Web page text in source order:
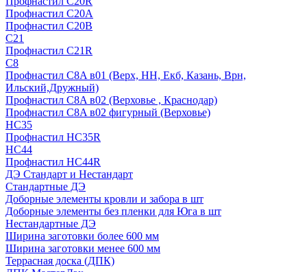
Профнастил С20А
Профнастил С20В
C21
Профнастил С21R
C8
Профнастил С8A в01 (Верх, НН, Екб, Казань, Врн,
Ильский,Дружный)
Профнастил С8A в02 (Верховье , Краснодар)
Профнастил С8A в02 фигурный (Верховье)
HС35
Профнастил HC35R
НС44
Профнастил НС44R
ДЭ Стандарт и Нестандарт
Стандартные ДЭ
Доборные элементы кровли и забора в шт
Доборные элементы без пленки для Юга в шт
Нестандартные ДЭ
Ширина заготовки более 600 мм
Ширина заготовки менее 600 мм
Террасная доска (ДПК)